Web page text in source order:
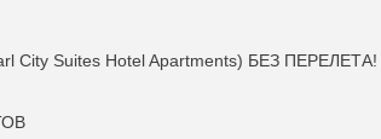
City Suites Hotel Apartments) БЕЗ ПЕРЕЛЕТА!